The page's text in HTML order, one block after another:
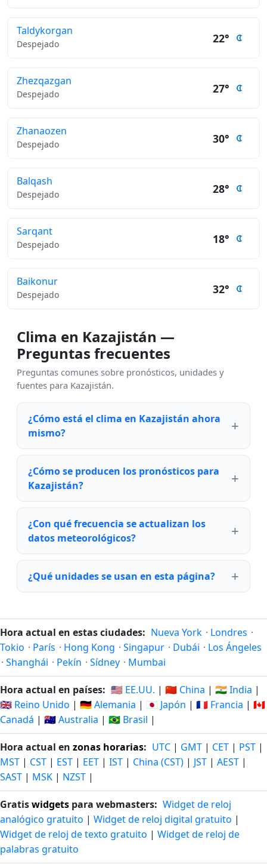
Taldykorgan
Despejado 22°
Zhezqazgan
Despejado 27°
Zhanaozen
Despejado 30°
Balqash
Despejado 28°
Sarqant
Despejado 18°
Baikonur
Despejado 32°
Clima en Kazajistán —
Preguntas frecuentes
Preguntas comunes sobre pronósticos, unidades y
fuentes para Kazajistán.
¿Cómo está el clima en Kazajistán ahora
mismo?
¿Cómo se producen los pronósticos para
Kazajistán?
¿Con qué frecuencia se actualizan los
datos meteorológicos?
¿Qué unidades se usan en esta página?
Hora actual en estas ciudades: Nueva York · Londres ·
Tokio · París · Hong Kong · Singapur · Dubái · Los Ángeles
· Shanghái · Pekín · Sídney · Mumbai
Hora actual en países: 🇺🇸 EE.UU. | 🇨🇳 China | 🇮🇳 India |
🇬🇧 Reino Unido | 🇩🇪 Alemania | 🇯🇵 Japón | 🇫🇷 Francia | 🇨🇦
Canadá | 🇦🇺 Australia | 🇧🇷 Brasil |
Hora actual en zonas horarias: UTC | GMT | CET | PST |
MST | CST | EST | EET | IST | China (CST) | JST | AEST |
SAST | MSK | NZST |
Gratiswidgets para webmasters: Widget de reloj
analógico gratuito | Widget de reloj digital gratuito |
Widget de reloj de texto gratuito | Widget de reloj de
palabras gratuito